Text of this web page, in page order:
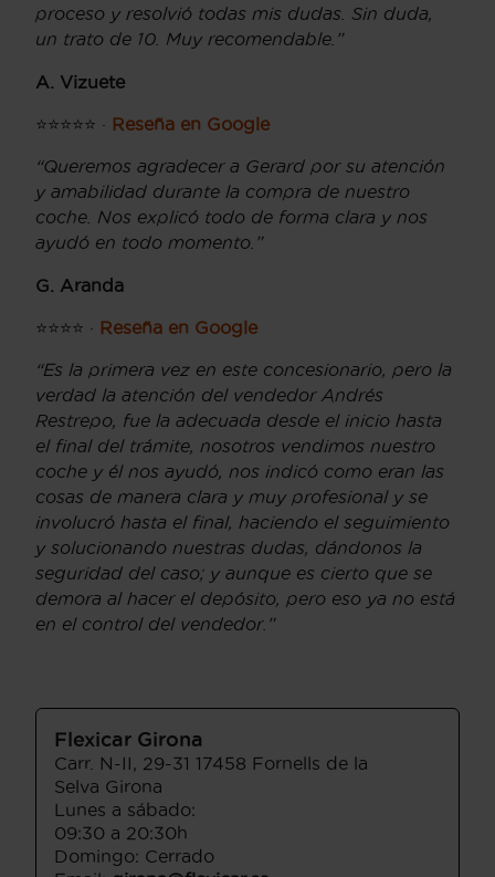
proceso y resolvió todas mis dudas. Sin duda,
un trato de 10. Muy recomendable.”
A. Vizuete
⭐⭐⭐⭐⭐ · Reseña en Google
“Queremos agradecer a Gerard por su atención
y amabilidad durante la compra de nuestro
coche. Nos explicó todo de forma clara y nos
ayudó en todo momento.”
G. Aranda
⭐⭐⭐⭐ · Reseña en Google
“Es la primera vez en este concesionario, pero la
verdad la atención del vendedor Andrés
Restrepo, fue la adecuada desde el inicio hasta
el final del trámite, nosotros vendimos nuestro
coche y él nos ayudó, nos indicó como eran las
cosas de manera clara y muy profesional y se
involucró hasta el final, haciendo el seguimiento
y solucionando nuestras dudas, dándonos la
seguridad del caso; y aunque es cierto que se
demora al hacer el depósito, pero eso ya no está
en el control del vendedor.”
Flexicar Girona
Carr. N-II, 29-31 17458 Fornells de la
Selva Girona
Lunes a sábado:
09:30 a 20:30h
Domingo: Cerrado